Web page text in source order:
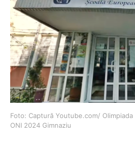
Foto: Captură Youtube.com/
ONI 2024 Gimnaziu